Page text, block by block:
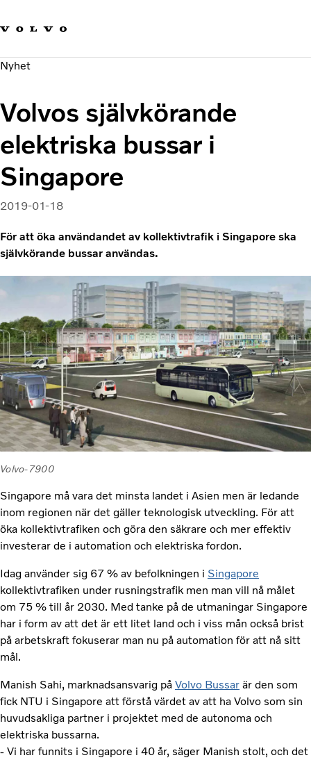
Hållbara transporter
Investerare
Nyheter och Media
Nyhet
Volvos självkörande
elektriska bussar i
Singapore
2019-01-18
För att öka användandet av kollektivtrafik i Singapore ska
självkörande bussar användas.
Volvo-7900
Singapore må vara det minsta landet i Asien men är ledande
inom regionen när det gäller teknologisk utveckling. För att
öka kollektivtrafiken och göra den säkrare och mer effektiv
investerar de i automation och elektriska fordon.
Idag använder sig 67 % av befolkningen i Singapore
kollektivtrafiken under rusningstrafik men man vill nå målet
om 75 % till år 2030. Med tanke på de utmaningar Singapore
har i form av att det är ett litet land och i viss mån också brist
på arbetskraft fokuserar man nu på automation för att nå sitt
mål.
Manish Sahi, marknadsansvarig på Volvo Bussar är den som
fick NTU i Singapore att förstå värdet av att ha Volvo som sin
huvudsakliga partner i projektet med de autonoma och
elektriska bussarna.
- Vi har funnits i Singapore i 40 år, säger Manish stolt, och det